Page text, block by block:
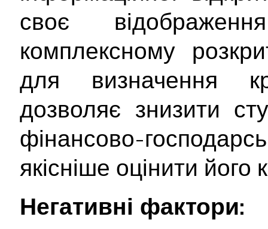
своє
комплексному
для визначення
дозволяє знизити
фінансово-
якісніше оцінити
Негативні фактори: